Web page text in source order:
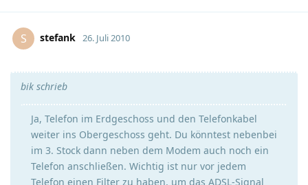
S stefank 26. Juli 2010
bik schrieb
Ja, Telefon im Erdgeschoss und den Telefonkabel
weiter ins Obergeschoss geht. Du könntest nebenbei
im 3. Stock dann neben dem Modem auch noch ein
Telefon anschließen. Wichtig ist nur vor jedem
Telefon einen Filter zu haben, um das ADSL-Signal